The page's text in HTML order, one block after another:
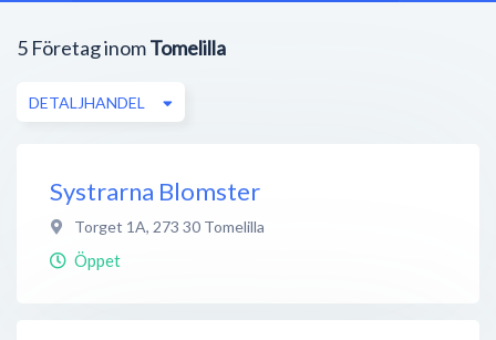
5 Företag inomTomelilla
DETALJHANDEL
Systrarna Blomster
Torget 1A, 273 30 Tomelilla
Öppet